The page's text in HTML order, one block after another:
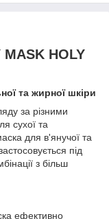
HOLY
та жирної шкіри
за різними
сухої та
для в'янучої та
під
з більш
ефективно